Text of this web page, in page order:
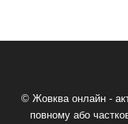
© Жовква онлайн -
повному або